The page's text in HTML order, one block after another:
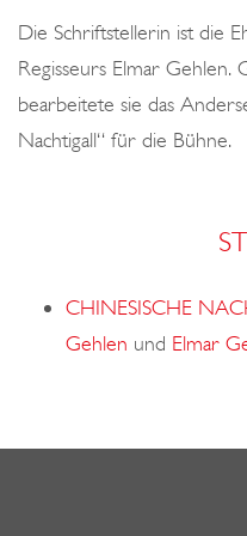
Die Schriftstellerin ist die
Regisseurs Elmar Gehlen.
bearbeitete sie das
Nachtigall“ für die Bühne.
CHINESISCHE
Gehlen und Elmar